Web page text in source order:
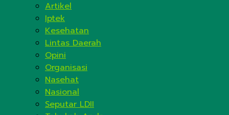
Artikel
Iptek
Kesehatan
Lintas Daerah
Opini
Organisasi
Nasehat
Nasional
Seputar LDII